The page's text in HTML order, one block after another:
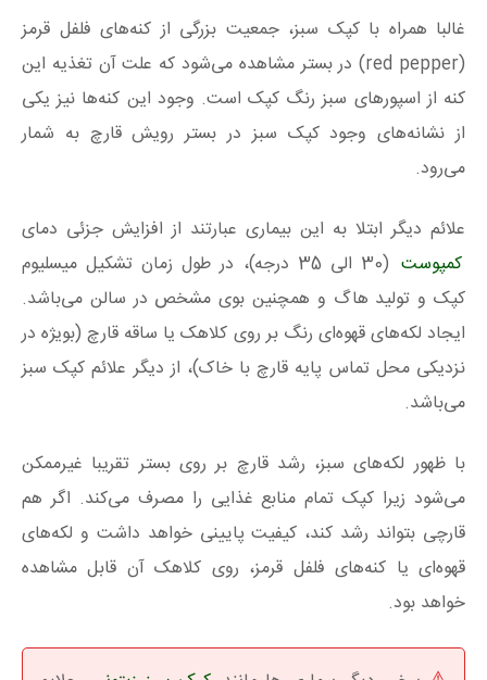
غالبا همراه با کپک سبز، جمعیت بزرگی از کنه‌های فلفل قرمز
(red pepper) در بستر مشاهده می‌شود که علت آن تغذیه این
کنه از اسپورهای سبز رنگ کپک است. وجود این کنه‌ها نیز یکی
از نشانه‌های وجود کپک سبز در بستر رویش قارچ به شمار
می‌رود.
علائم دیگر ابتلا به این بیماری عبارتند از افزایش جزئی دمای
کمپوست
(30 الی 35 درجه)، در طول زمان تشکیل میسلیوم
کپک و تولید هاگ و همچنین بوی مشخص در سالن می‌باشد.
ایجاد لکه‌های قهوه‌ای رنگ بر روی کلاهک یا ساقه قارچ (بویژه در
نزدیکی محل تماس پایه قارچ با خاک)، از دیگر علائم کپک سبز
می‌باشد.
با ظهور لکه‌های سبز، رشد قارچ بر روی بستر تقریبا غیرممکن
می‌شود زیرا کپک تمام منابع غذایی را مصرف می‌کند. اگر هم
قارچی بتواند رشد کند، کیفیت پایینی خواهد داشت و لکه‌های
قهوه‌ای یا کنه‌های فلفل قرمز، روی کلاهک آن قابل مشاهده
خواهد بود.